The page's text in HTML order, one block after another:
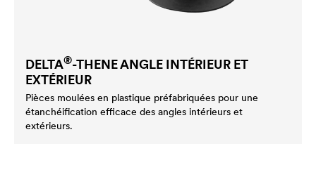
DELTA®-THENE ANGLE INTÉRIEUR ET
EXTÉRIEUR
Pièces moulées en plastique préfabriquées pour une
étanchéification efficace des angles intérieurs et
extérieurs.